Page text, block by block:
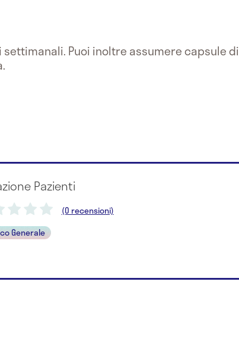
Puoi inoltre assumere capsule di
Pazienti
(0 recensioni)
Generale